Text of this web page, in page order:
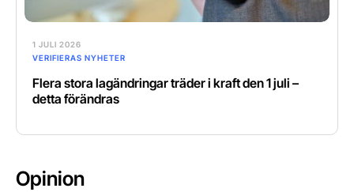
1 JULI 2026
VERIFIERAS NYHETER
Flera stora lagändringar träder i kraft den 1 juli –
detta förändras
Opinion